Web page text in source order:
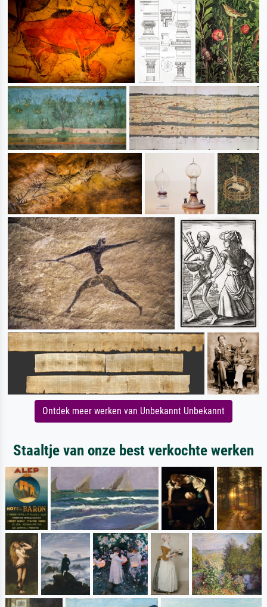
Ontdek meer werken van Unbekannt Unbekannt
Staaltje van onze best verkochte werken